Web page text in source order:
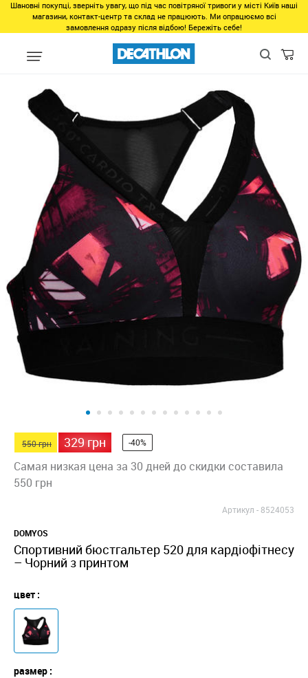
Шановні покупці, зверніть увагу, що під час повітряної тривоги у місті Київ наші
магазини, контакт-центр та склад не працюють. Ми опрацюємо всі
замовлення одразу після відбою! Бережіть себе!
Виды спорта Фитнес, спортзал Фитнес Одежда для
550 грн 329 грн -40%
Самая низкая цена за 30 дней до скидки составила
550 грн
Артикул -8524053
DOMYOS
Спортивний бюстгальтер 520 для кардіофітнесу
– Чорний з принтом
цвет :
размер :